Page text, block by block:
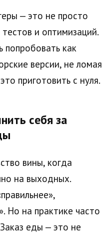
— это не просто
и оптимизаций.
попробовать как
версии, не ломая
приготовить с нуля.
себя за
вины, когда
на выходных.
Но на практике часто
еды — это не